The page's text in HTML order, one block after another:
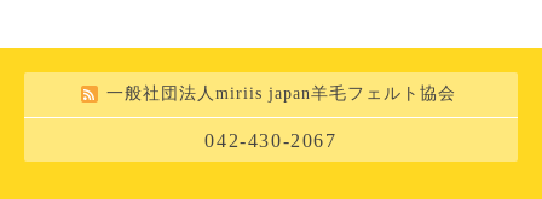
一般社団法人miriis japan羊毛フェルト協会
042-430-2067